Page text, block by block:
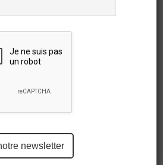
collection,
présente une
thématique de la
A travers la
des motifs, les
dessinées par des
racontent un
histoire.